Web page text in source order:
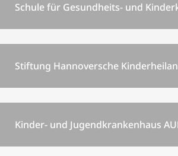
Schule für Gesundheits- und
Stiftung Hannoversche
Kinder- und Jugendkrankenhaus